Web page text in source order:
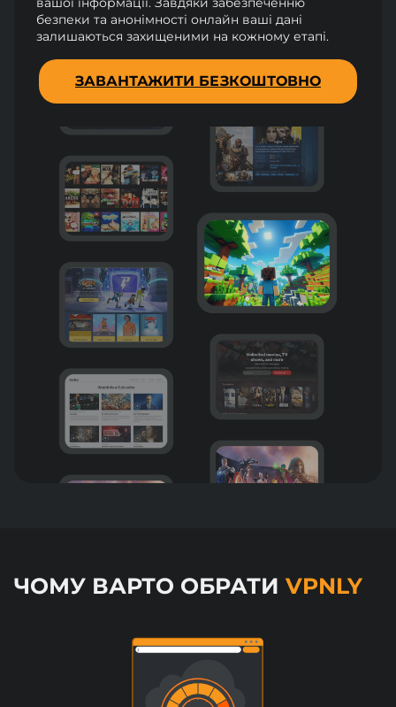
безпеки та анонімності онлайн ваші дані
залишаються захищеними на кожному етапі.
ЗАВАНТАЖИТИ БЕЗКОШТОВНО
ЧОМУ ВАРТО ОБРАТИ VPNLY